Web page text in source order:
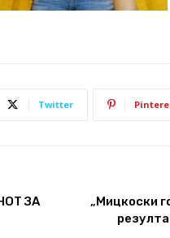
Twitter
ЗА
„Мицкоски